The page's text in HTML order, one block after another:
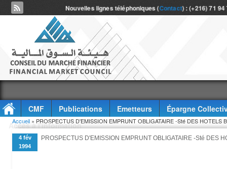
Nouvelles lignes téléphoniques (Contact) : (+216) 71
CMF Publications Emetteurs
Épargne
Accès à l'information
Vous êtes ici
Accueil » PROSPECTUS D'EMISSION EMPRUNT OBLIGATAIRE -Sté DES HOTELS
4 fév
1994
PROSPECTUS D'EMISSION EMPRUNT OBLIGATAIRE -Sté DES